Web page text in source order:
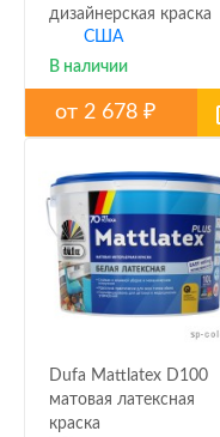
дизайнерская краска
яичная скорлупа 1556-
1
США
В наличии
от 2 678 ₽
Dufa Mattlatex D100
матовая латексная
краска